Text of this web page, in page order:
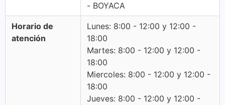
- BOYACA
Horario de
atención
Lunes: 8:00 - 12:00 y 12:00 -
18:00
Martes: 8:00 - 12:00 y 12:00 -
18:00
Miercoles: 8:00 - 12:00 y 12:00 -
18:00
Jueves: 8:00 - 12:00 y 12:00 -